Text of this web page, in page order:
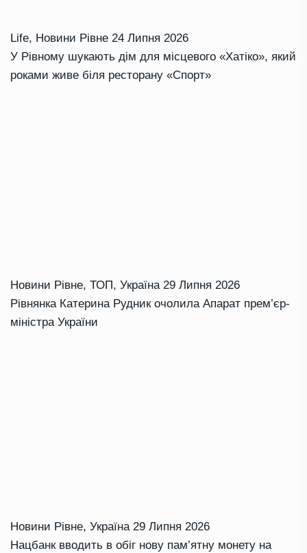
Life, Новини Рівне 24 Липня 2026
У Рівному шукають дім для місцевого «Хатіко», який
роками живе біля ресторану «Спорт»
Новини Рівне, ТОП, Україна 29 Липня 2026
Рівнянка Катерина Рудник очолила Апарат прем’єр-
міністра України
Новини Рівне, Україна 29 Липня 2026
Нацбанк вводить в обіг нову пам’ятну монету на